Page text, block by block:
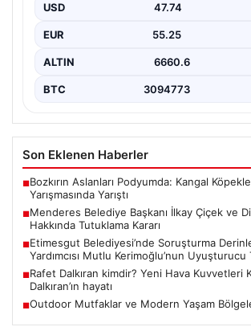
İzmir Cumhuriyet Başsavcılığı'nın
gerçekleşen usulsüzlük iddiaları
USD 47.74
EUR 55.25
ALTIN 6660.6
BTC 3094773
Son Eklenen Haberler
■Bozkırın Aslanları Podyumda: Kangal
Yarışmasında Yarıştı
■Menderes Belediye Başkanı İlkay Çiçek ve
Hakkında Tutuklama Kararı
■Etimesgut Belediyesi’nde Soruşturma
Yardımcısı Mutlu Kerimoğlu’nun Uyuşturucu
■Rafet Dalkıran kimdir? Yeni Hava Kuvvetleri
Dalkıran’ın hayatı
■Outdoor Mutfaklar ve Modern Yaşam